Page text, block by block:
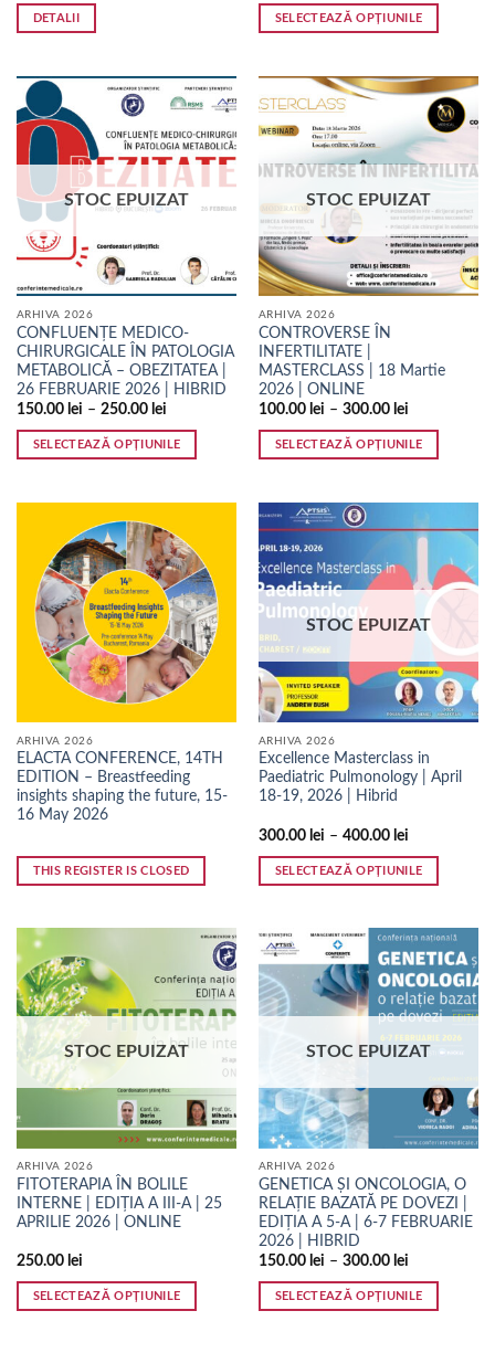
DETALII SELECTEAZĂ OPȚIUNILE
mai
multe
variații.
Opțiunile
pot
alese
în
pagina
produsului.
STOC EPUIZAT
ARHIVA 2026
CONFLUENȚE MEDICO-
CHIRURGICALE ÎN PATOLOGIA
METABOLICĂ – OBEZITATEA |
26 FEBRUARIE 2026 | HIBRID
150.00 lei – 250.00 lei
SELECTEAZĂ OPȚIUNILE
multe
variații.
Opțiunile
pot
pagina
produsului.
STOC EPUIZAT
ARHIVA 2026
CONTROVERSE ÎN
INFERTILITATE |
MASTERCLASS | 18 Martie
2026 | ONLINE
100.00 lei – 300.00 lei
SELECTEAZĂ OPȚIUNILE
are
multe
variații.
Opțiunile
pot
fi
alese
în
pagina
produsului.
ARHIVA 2026
ELACTA CONFERENCE, 14TH
EDITION – Breastfeeding
insights shaping the future, 15-
16 May 2026
THIS REGISTER IS CLOSED
STOC EPUIZAT
ARHIVA 2026
Excellence Masterclass in
Paediatric Pulmonology | April
18-19, 2026 | Hibrid
300.00 lei – 400.00 lei
SELECTEAZĂ OPȚIUNILE
are
mai
multe
variații.
alese
în
pagina
produsului.
STOC EPUIZAT
ARHIVA 2026
FITOTERAPIA ÎN BOLILE
INTERNE | EDIȚIA A III-A | 25
APRILIE 2026 | ONLINE
250.00 lei
SELECTEAZĂ OPȚIUNILE
STOC EPUIZAT
ARHIVA 2026
GENETICA ȘI ONCOLOGIA, O
RELAȚIE BAZATĂ PE DOVEZI |
EDIȚIA A 5-A | 6-7 FEBRUARIE
2026 | HIBRID
150.00 lei – 300.00 lei
SELECTEAZĂ OPȚIUNILE